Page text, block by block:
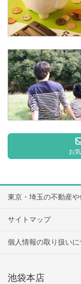
お
東京・埼玉の不動産
サイトマップ
個人情報の取り扱いに
池袋本店